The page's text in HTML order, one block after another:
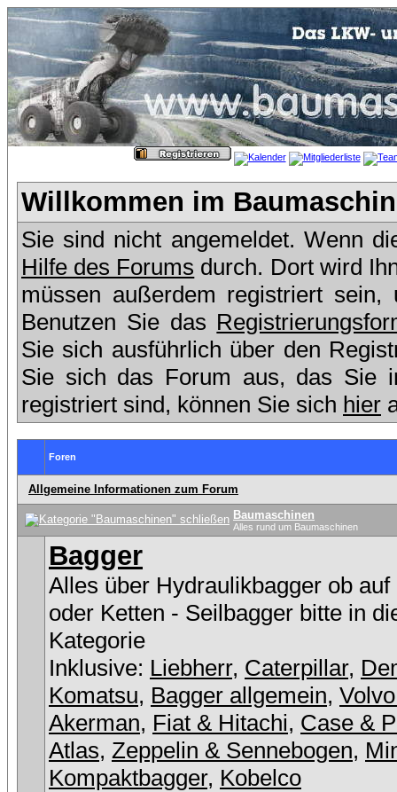
Willkommen im
Sie sind nicht angemeldet. Wenn
Hilfe des Forums durch. Dort wird
müssen außerdem registriert
Benutzen Sie das
Sie sich ausführlich über den
Sie sich das Forum aus, das Sie
registriert sind, können Sie sich hier
Foren
Allgemeine Informationen zum Forum
Baumaschinen
Alles rund um Baumaschinen
Bagger
Alles über Hydraulikbagger ob auf
oder Ketten - Seilbagger bitte in
Kategorie
Inklusive: Liebherr, Caterpillar,
Komatsu, Bagger allgemein,
Akerman, Fiat & Hitachi, Case &
Atlas, Zeppelin & Sennebogen,
Kompaktbagger, Kobelco